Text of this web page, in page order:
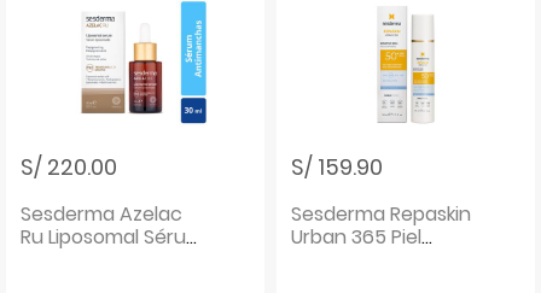
S/ 220.00
Sesderma Azelac
Ru Liposomal Sérum
S/ 159.90
Sesderma Repaskin
Urban 365 Piel